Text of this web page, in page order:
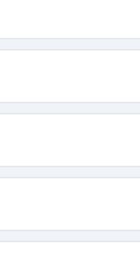
kích thước tổng thể.
Cao (cm)